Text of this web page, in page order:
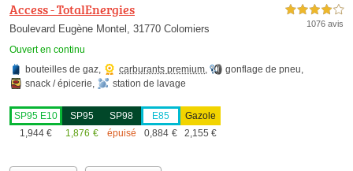
Access - TotalEnergies
Boulevard Eugène Montel, 31770 Colomiers
Ouvert en continu
4,0 étoiles sur 5
1076 avis
bouteilles de gaz, carburants premium, gonflage de pneu,
snack / épicerie, station de lavage
SP95 E10
1,944 €
SP95
1,876 €
SP98
épuisé
E85
0,884 €
Gazole
2,155 €